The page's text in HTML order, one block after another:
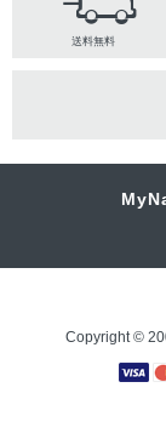
送料無料
Copyright ©